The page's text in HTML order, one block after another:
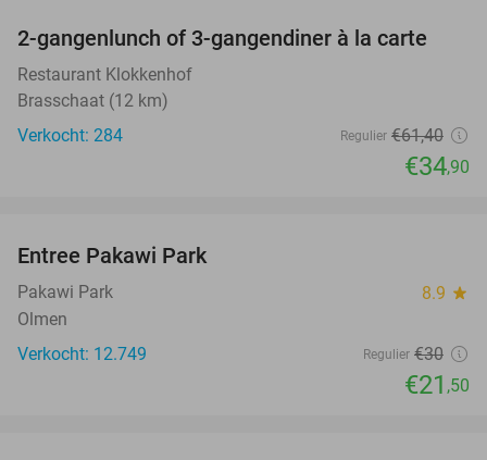
43%
2-gangenlunch of 3-gangendiner à la carte
Restaurant Klokkenhof
Brasschaat (12 km)
Verkocht: 284
Regulier €61,40
€34,90
Entree Pakawi Park
Pakawi Park 8.9 star
Olmen
Verkocht: 12.749
Regulier €30
€21 ,50